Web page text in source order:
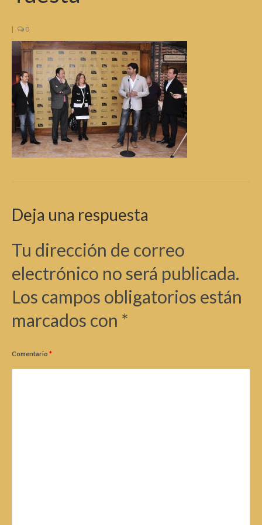
| 0
Deja una respuesta
Tu dirección de correo
electrónico no será publicada.
Los campos obligatorios están
marcados con *
Comentario *